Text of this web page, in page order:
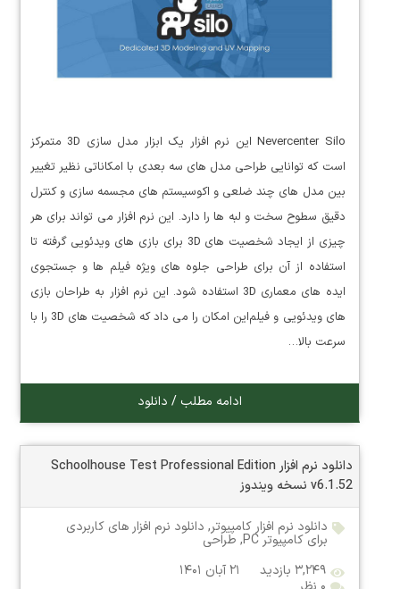
Nevercenter Silo این نرم افزار یک ابزار مدل سازی 3D متمرکز
است که توانایی طراحی مدل های سه بعدی با امکاناتی نظیر تغییر
بین مدل های چند ضلعی و اکوسیستم های مجسمه سازی و کنترل
دقیق سطوح سخت و لبه ها را دارد. این نرم افزار می تواند برای هر
چیزی از ایجاد شخصیت های 3D برای بازی های ویدئویی گرفته تا
استفاده از آن برای طراحی جلوه های ویژه فیلم ها و جستجوی
ایده های معماری 3D استفاده شود. این نرم افزار به طراحان بازی
های ویدئویی و فیلم‌این امکان را می داد که شخصیت های 3D را با
سرعت بالا…
ادامه مطلب / دانلود
دانلود نرم افزار Schoolhouse Test Professional Edition
v6.1.52 نسخه ویندوز
دانلود نرم افزار کامپیوتر, دانلود نرم افزار های کاربردی
برای کامپیوتر PC , طراحی
۳,۲۴۹ بازدید
۲۱ آبان ۱۴۰۱